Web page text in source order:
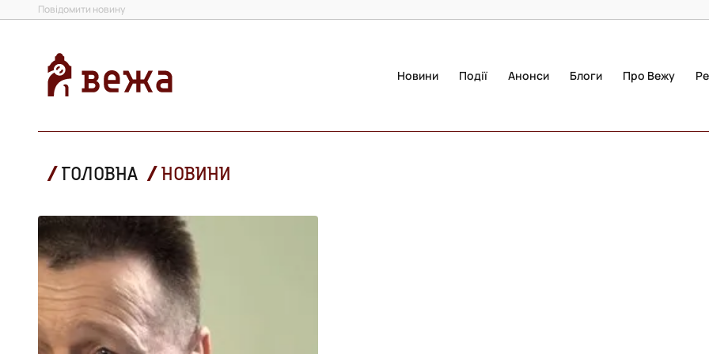
Повідомити новину
Новини Події Анонси Блоги Про Вежу
ГОЛОВНА НОВИНИ